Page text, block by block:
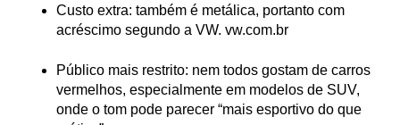
Custo extra: também é metálica, portanto com
acréscimo segundo a VW. vw.com.br
Público mais restrito: nem todos gostam de carros
vermelhos, especialmente em modelos de SUV,
onde o tom pode parecer “mais esportivo do que